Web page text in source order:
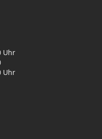
Uhr
Uhr